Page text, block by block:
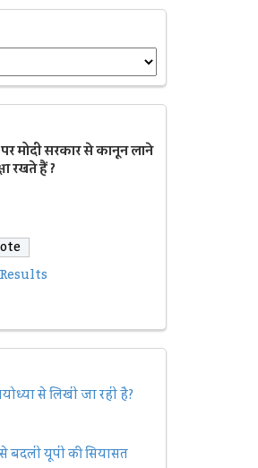
मोदी सरकार से कानून लाने
रखते हैं ?
से लिखी जा रही है?
बदली यूपी की सियासत